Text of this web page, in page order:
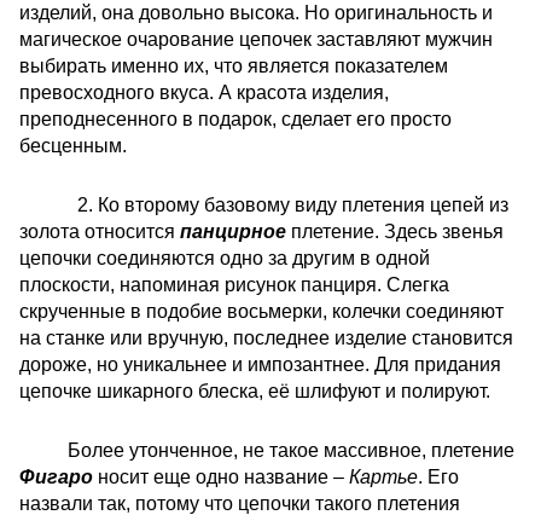
изделий, она довольно высока. Но оригинальность и
магическое очарование цепочек заставляют мужчин
выбирать именно их, что является показателем
превосходного вкуса. А красота изделия,
преподнесенного в подарок, сделает его просто
бесценным.
2. Ко второму базовому виду плетения цепей из
золота относится панцирное плетение. Здесь звенья
цепочки соединяются одно за другим в одной
плоскости, напоминая рисунок панциря. Слегка
скрученные в подобие восьмерки, колечки соединяют
на станке или вручную, последнее изделие становится
дороже, но уникальнее и импозантнее. Для придания
цепочке шикарного блеска, её шлифуют и полируют.
Более утонченное, не такое массивное, плетение
Фигаро носит еще одно название – Картье. Его
назвали так, потому что цепочки такого плетения